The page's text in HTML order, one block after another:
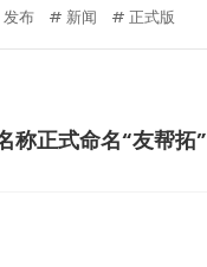
发布 新闻 正式版
称正式命名“友帮拓”